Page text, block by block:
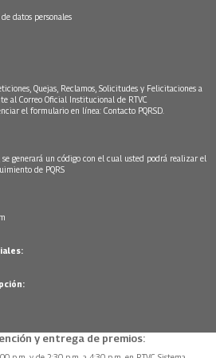
datos personales
Quejas, Reclamos, Solicitudes y Felicitaciones a
al Correo Oficial Institucional de RTVC
el formulario en línea: Contacto PQRSD.
generará un código con el cual usted podrá realizar el
de PQRS
y entrega de premios: